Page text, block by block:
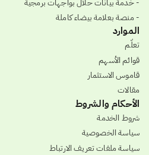
- منصة بعلامة بيضاء كاملة
الموارد
تعلّم
قوائم الأسهم
قاموس الاستثمار
مقالات
الأحكام والشروط
شروط الخدمة
سياسة الخصوصية
سياسة ملفات تعريف الارتباط